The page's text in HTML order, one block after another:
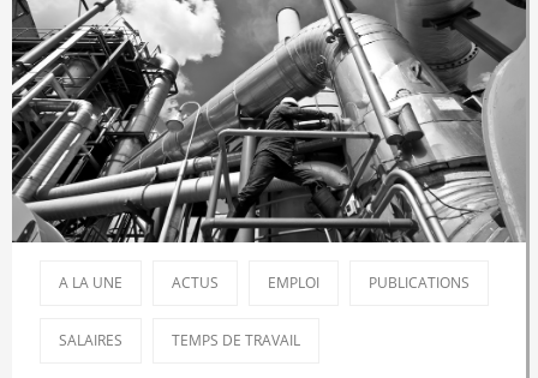
A LA UNE ACTUS EMPLOI PUBLICATIONS
SALAIRES TEMPS DE TRAVAIL